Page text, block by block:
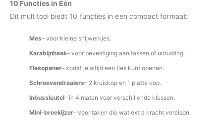
10 Functies in Eén
Dit multitool biedt 10 functies in een compact formaat:
Mes– voor kleine snijwerkjes.
Karabijnhaak– voor bevestiging aan tassen of uitrusting.
Flesopener– zodat je altijd een fles kunt openen.
Schroevendraaiers– 2 kruiskop en 1 platte kop.
Inbussleutel– in 4 maten voor verschillende klussen.
Mini-breekijzer– voor taken die wat extra kracht vereisen.